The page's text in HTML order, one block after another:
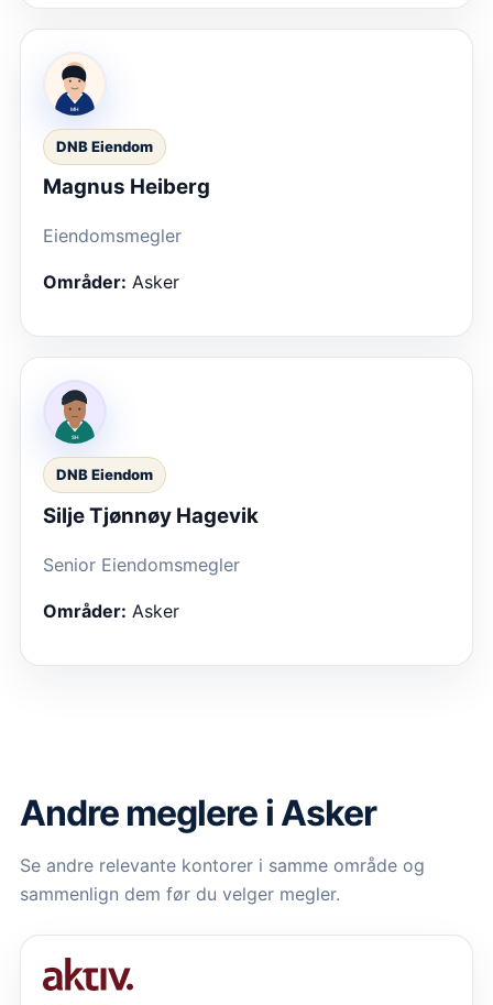
DNB Eiendom
Magnus Heiberg
Eiendomsmegler
Områder: Asker
DNB Eiendom
Silje Tjønnøy Hagevik
Senior Eiendomsmegler
Områder: Asker
Andre meglere i Asker
Se andre relevante kontorer i samme område og
sammenlign dem før du velger megler.